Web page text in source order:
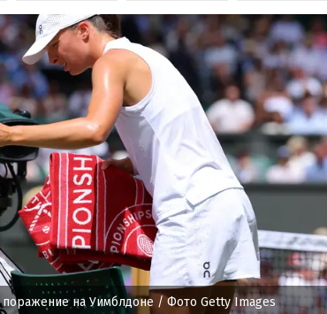
на Уимблдоне / Фото Getty Images